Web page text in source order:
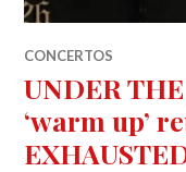
CONCERTOS
UNDER
‘warm up’